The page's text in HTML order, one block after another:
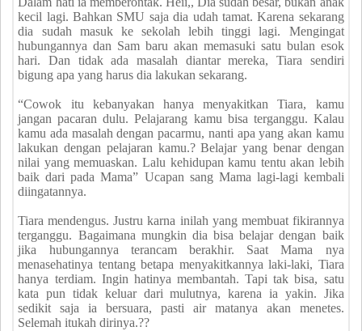
kecil lagi. Bahkan SMU saja dia udah tamat. Karena sekarang
dia sudah masuk ke sekolah lebih tinggi lagi. Mengingat
hubungannya dan Sam baru akan memasuki satu bulan esok
hari. Dan tidak ada masalah diantar mereka, Tiara sendiri
bigung apa yang harus dia lakukan sekarang.
“Cowok itu kebanyakan hanya menyakitkan Tiara, kamu
jangan pacaran dulu. Pelajarang kamu bisa terganggu. Kalau
kamu ada masalah dengan pacarmu, nanti apa yang akan kamu
lakukan dengan pelajaran kamu.? Belajar yang benar dengan
nilai yang memuaskan. Lalu kehidupan kamu tentu akan lebih
baik dari pada Mama” Ucapan sang Mama lagi-lagi kembali
diingatannya.
Tiara mendengus. Justru karna inilah yang membuat fikirannya
terganggu. Bagaimana mungkin dia bisa belajar dengan baik
jika hubungannya terancam berakhir. Saat Mama nya
menasehatinya tentang betapa menyakitkannya laki-laki, Tiara
hanya terdiam. Ingin hatinya membantah. Tapi tak bisa, satu
kata pun tidak keluar dari mulutnya, karena ia yakin. Jika
sedikit saja ia bersuara, pasti air matanya akan menetes.
Selemah itukah dirinya.??